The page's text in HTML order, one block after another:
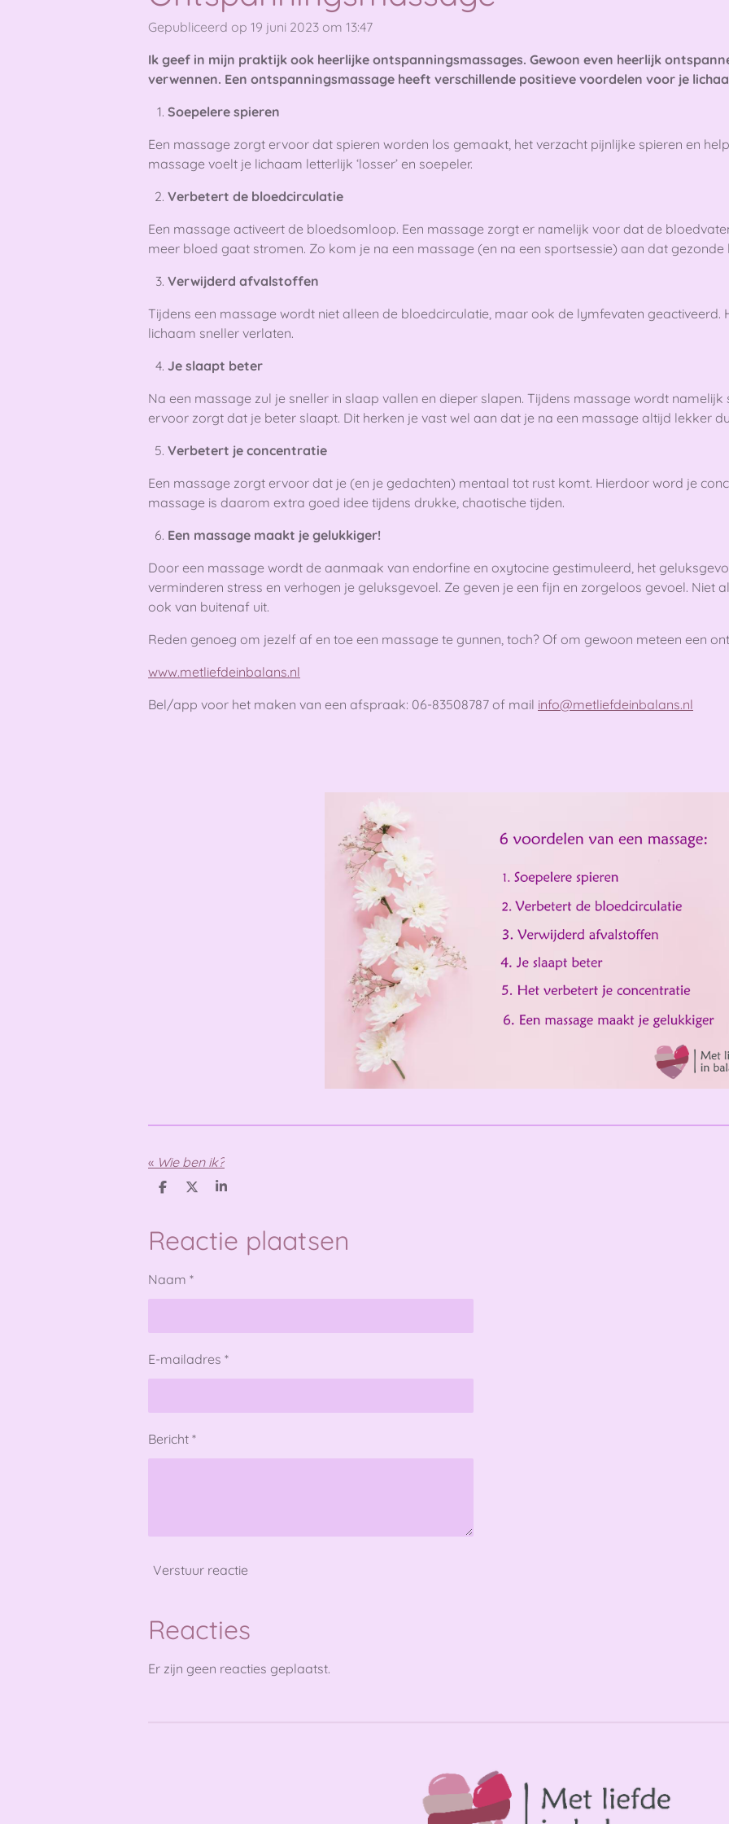
Gepubliceerd op 19 juni 2023 om 13:47
Ik geef in mijn praktijk ook heerlijke ontspanningsmassages. Gewoon even heerlijk
verwennen. Een ontspanningsmassage heeft verschillende positieve voordelen voor je
Soepelere spieren
Een massage zorgt ervoor dat spieren worden los gemaakt, het verzacht pijnlijke spieren en
massage voelt je lichaam letterlijk ‘losser’ en soepeler.
Verbetert de bloedcirculatie
Een massage activeert de bloedsomloop. Een massage zorgt er namelijk voor dat de
meer bloed gaat stromen. Zo kom je na een massage (en na een sportsessie) aan dat gezonde
Verwijderd afvalstoffen
Tijdens een massage wordt niet alleen de bloedcirculatie, maar ook de lymfevaten
lichaam sneller verlaten.
Je slaapt beter
Na een massage zul je sneller in slaap vallen en dieper slapen. Tijdens massage wordt
ervoor zorgt dat je beter slaapt. Dit herken je vast wel aan dat je na een massage altijd lekker
Verbetert je concentratie
Een massage zorgt ervoor dat je (en je gedachten) mentaal tot rust komt. Hierdoor word je
massage is daarom extra goed idee tijdens drukke, chaotische tijden.
Een massage maakt je gelukkiger!
Door een massage wordt de aanmaak van endorfine en oxytocine gestimuleerd, het
verminderen stress en verhogen je geluksgevoel. Ze geven je een fijn en zorgeloos gevoel. Niet
ook van buitenaf uit.
Reden genoeg om jezelf af en toe een massage te gunnen, toch? Of om gewoon meteen een
www.metliefdeinbalans.nl
Bel/app voor het maken van een afspraak: 06-83508787 of mail info@metliefdeinbalans.nl
« Wie ben ik?
D
e
n
D
S
r
e
Reactie plaatsen
Naam *
E-mailadres *
Bericht *
Verstuur reactie
Reacties
Er zijn geen reacties geplaatst.